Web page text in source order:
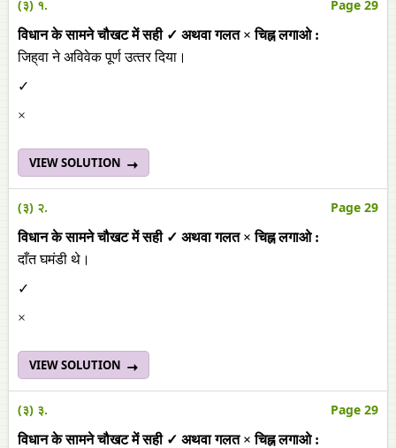
(३) १. Page 29
विधान के सामने चौखट में सही ✓ अथवा गलत × चिह्न लगाओ :
जिह्‌वा ने अविवेक पूर्ण उत्‍तर दिया।
✓
×
VIEW SOLUTION
(३) २. Page 29
विधान के सामने चौखट में सही ✓ अथवा गलत × चिह्न लगाओ :
दाँत घमंडी थे।
✓
×
VIEW SOLUTION
(३) ३. Page 29
विधान के सामने चौखट में सही ✓ अथवा गलत × चिह्न लगाओ :